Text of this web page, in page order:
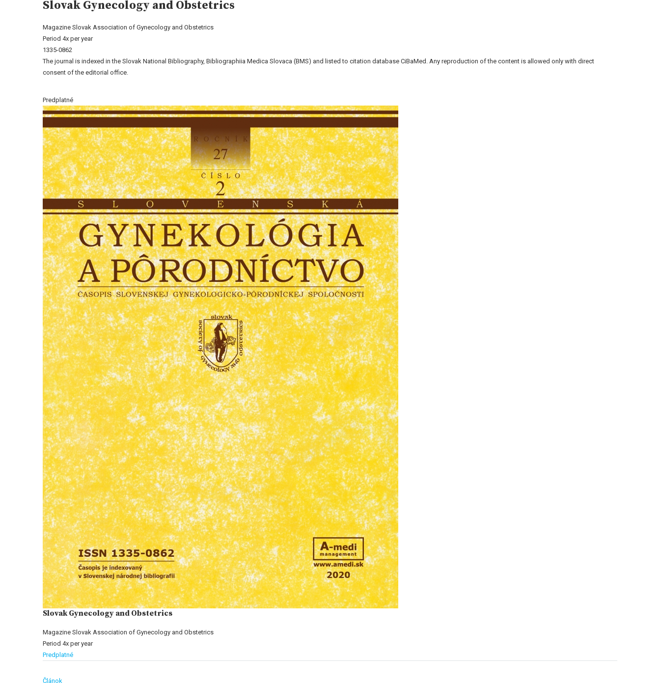
Slovak Gynecology and Obstetrics
Magazine Slovak Association of Gynecology and Obstetrics
Period 4x per year
1335-0862
The journal is indexed in the Slovak National Bibliography, Bibliographiia Medica Slovaca (BMS) and listed to citation database CiBaMed. Any reproduction of the content is allowed only with direct
consent of the editorial office.
Predplatné
Slovak Gynecology and Obstetrics
Magazine Slovak Association of Gynecology and Obstetrics
Period 4x per year
Predplatné
Článok